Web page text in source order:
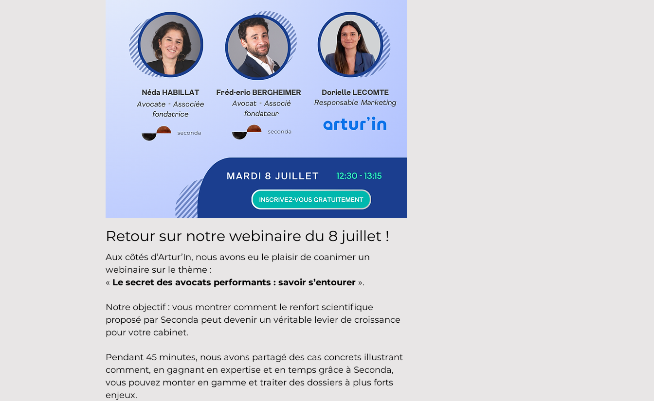
Retour sur notre webinaire du 8 juillet !
Aux côtés d’Artur’In, nous avons eu le plaisir de coanimer un
webinaire sur le thème :
« Le secret des avocats performants : savoir s’entourer ».
Notre objectif : vous montrer comment le renfort scientifique
proposé par Seconda peut devenir un véritable levier de croissance
pour votre cabinet.
Pendant 45 minutes, nous avons partagé des cas concrets illustrant
comment, en gagnant en expertise et en temps grâce à Seconda,
vous pouvez monter en gamme et traiter des dossiers à plus forts
enjeux.